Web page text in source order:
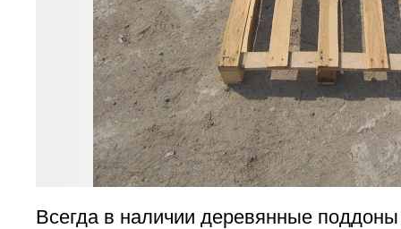
Всегда в наличии деревянные